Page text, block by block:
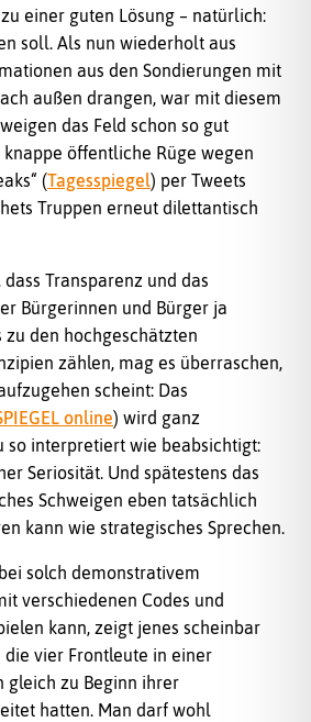
einer guten Lösung – natürlich:
soll. Als nun wiederholt aus
aus den Sondierungen mit
außen drangen, war mit diesem
das Feld schon so gut
knappe öffentliche Rüge wegen
(Tagesspiegel) per Tweets
Truppen erneut dilettantisch
Transparenz und das
Bürgerinnen und Bürger ja
zu den hochgeschätzten
zählen, mag es überraschen,
scheint: Das
online) wird ganz
so interpretiert wie beabsichtigt:
Seriosität. Und spätestens das
Schweigen eben tatsächlich
kann wie strategisches Sprechen.
solch demonstrativem
verschiedenen Codes und
kann, zeigt jenes scheinbar
die vier Frontleute in einer
gleich zu Beginn ihrer
hatten. Man darf wohl